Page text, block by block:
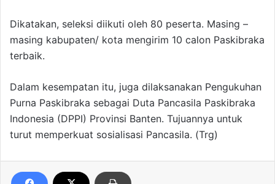
Dikatakan, seleksi diikuti oleh 80 peserta. Masing –
masing kabupaten/ kota mengirim 10 calon Paskibraka
terbaik.
Dalam kesempatan itu, juga dilaksanakan Pengukuhan
Purna Paskibraka sebagai Duta Pancasila Paskibraka
Indonesia (DPPI) Provinsi Banten. Tujuannya untuk
turut memperkuat sosialisasi Pancasila. (Trg)